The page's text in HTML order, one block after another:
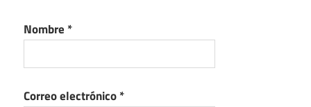
Nombre *
Correo electrónico*